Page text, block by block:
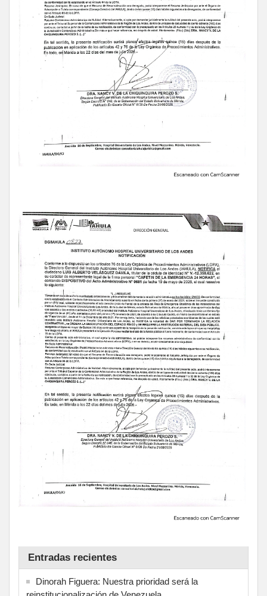
Entradas recientes
Dinorah Figuera: Nuestra prioridad será la